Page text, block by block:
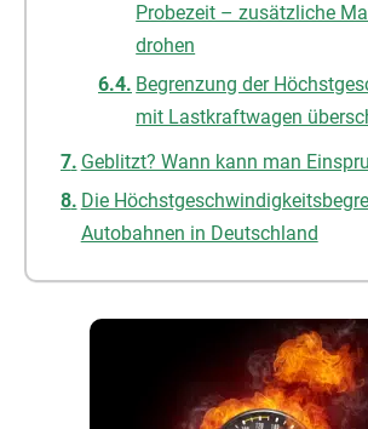
Probezeit – zusätzliche
drohen
Begrenzung der
mit Lastkraftwagen
Geblitzt? Wann kann man
Die
Autobahnen in Deutschland